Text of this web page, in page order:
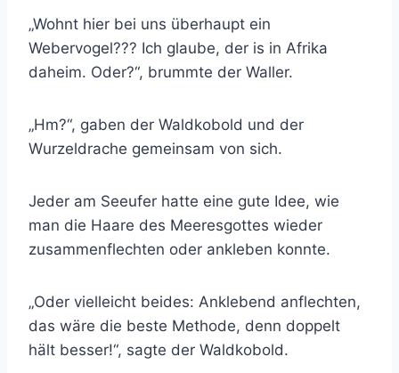
„Wohnt hier bei uns überhaupt ein
Webervogel??? Ich glaube, der is in Afrika
daheim. Oder?“, brummte der Waller.
„Hm?“, gaben der Waldkobold und der
Wurzeldrache gemeinsam von sich.
Jeder am Seeufer hatte eine gute Idee, wie
man die Haare des Meeresgottes wieder
zusammenflechten oder ankleben konnte.
„Oder vielleicht beides: Anklebend anflechten,
das wäre die beste Methode, denn doppelt
hält besser!“, sagte der Waldkobold.